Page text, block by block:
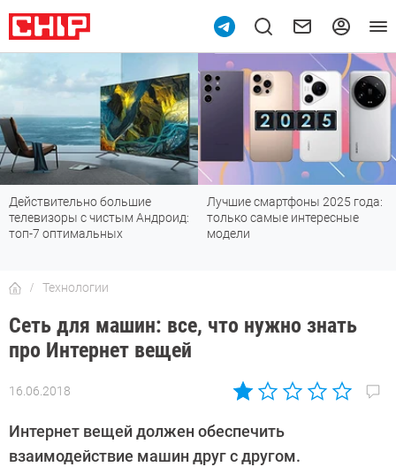
Лучшие смартфоны 2025 года:
только самые интересные
модели
Смартфоны до 30 000 рублей с
хорошей камерой: топ-6
лучших
Технологии
Сеть для машин: все, что нужно знать
про Интернет вещей
16.06.2018
Автор:
Дмитриева
Интернет вещей должен обеспечить
взаимодействие машин друг с другом.